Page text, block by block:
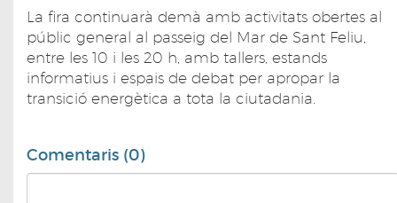
La fira continuarà demà amb activitats obertes al
públic general al passeig del Mar de Sant Feliu,
entre les 10 i les 20 h, amb tallers, estands
informatius i espais de debat per apropar la
transició energètica a tota la ciutadania.
Comentaris (0)